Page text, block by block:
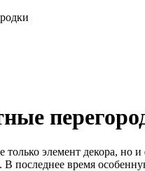
элемент декора, но
В последнее время